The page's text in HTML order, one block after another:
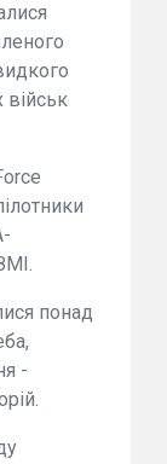
понад
-